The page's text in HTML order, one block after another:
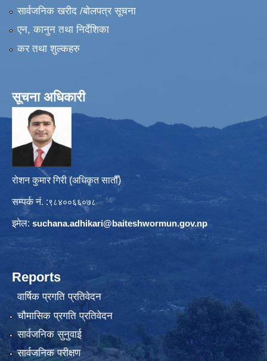
सार्वजनिक खरीद /बोलपत्र सूचना
एन, कानुन तथा निर्देशिका
कर तथा शुल्कहरु
सूचना अधिकारी
रोशन कुमार गिरी (अधिकृत सातौँ)
सम्पर्क नं. :९८४००६६०७८
इमेल: suchana.adhikari@baiteshwormun.gov.np
Reports
वार्षिक प्रगति प्रतिवेदन
चौमासिक प्रगति प्रतिवेदन
सार्वजनिक सुनुवाई
सार्वजनिक परीक्षण